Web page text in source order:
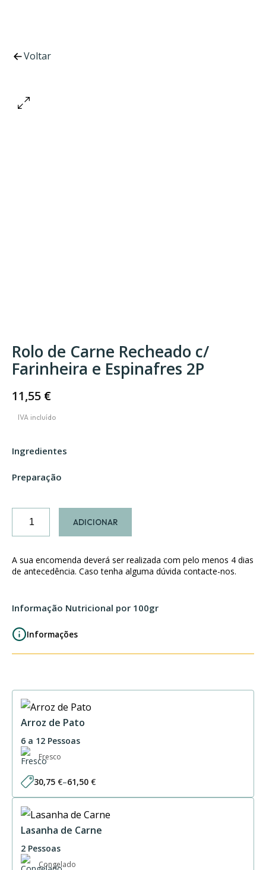
Voltar
Rolo de Carne Recheado c/
Farinheira e Espinafres 2P
11,55 €
Ingredientes
Preparação
de
Carne
Farinheira
e
Espinafres
2P
ADICIONAR
A sua encomenda deverá ser realizada com pelo menos 4 dias
de antecedência. Caso tenha alguma dúvida contacte-nos.
Informação Nutricional por 100gr
Informações
Arroz de Pato
6 a 12 Pessoas
Fresco
30,75 €–61,50 €
Price
range:
through
61,50 €
Lasanha de Carne
2 Pessoas
Congelado